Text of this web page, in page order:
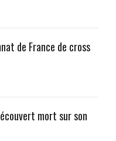
de France de cross
mort sur son